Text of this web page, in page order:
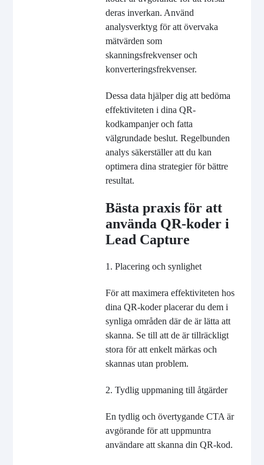
deras inverkan. Använd
analysverktyg för att övervaka
mätvärden som
skanningsfrekvenser och
konverteringsfrekvenser.
Dessa data hjälper dig att bedöma
effektiviteten i dina QR-
kodkampanjer och fatta
välgrundade beslut. Regelbunden
analys säkerställer att du kan
optimera dina strategier för bättre
resultat.
Bästa praxis för att
använda QR-koder i
Lead Capture
1. Placering och synlighet
För att maximera effektiviteten hos
dina QR-koder placerar du dem i
synliga områden där de är lätta att
skanna. Se till att de är tillräckligt
stora för att enkelt märkas och
skannas utan problem.
2. Tydlig uppmaning till åtgärder
En tydlig och övertygande CTA är
avgörande för att uppmuntra
användare att skanna din QR-kod.